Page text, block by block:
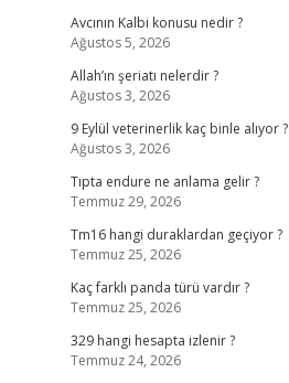
Avcının Kalbi konusu nedir ?
Ağustos 5, 2026
Allah’ın şeriatı nelerdir ?
Ağustos 3, 2026
9 Eylül veterinerlik kaç binle alıyor ?
Ağustos 3, 2026
Tıpta endure ne anlama gelir ?
Temmuz 29, 2026
Tm16 hangi duraklardan geçiyor ?
Temmuz 25, 2026
Kaç farklı panda türü vardır ?
Temmuz 25, 2026
329 hangi hesapta izlenir ?
Temmuz 24, 2026